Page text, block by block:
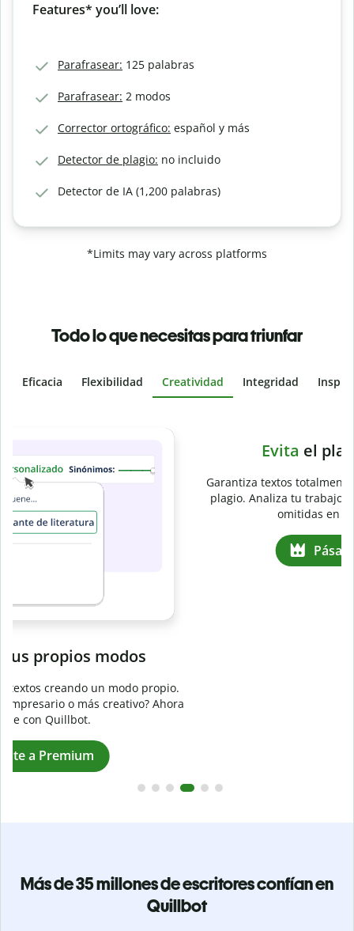
Features* you’ll love:
Parafrasear: 125 palabras
Parafrasear: 2 modos
Corrector ortográfico: español y más
Detector de plagio: no incluido
Detector de IA (1,200 palabras)
*Limits may vary across platforms
Todo lo que necesitas para triunfar
Eficacia Flexibilidad Creatividad Integridad
Evitael plagio accidental
Garantiza textos totalmente originales con el detector de
plagio. Analiza tu trabajo en segundos e identifica citas
Más de 35 millones de escritores confían en
Quillbot